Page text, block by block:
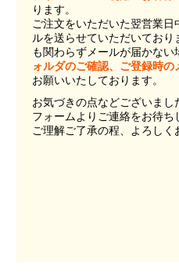
ります。
ご注文をいただいた翌営業
ルを送らせていただいてお
も関わらずメールが届かない
ォルダのご確認、ご登録時
お願いいたしております。
お気づきの点などございま
フォームよりご連絡をお待ち
ご理解ご了承の程、よろし